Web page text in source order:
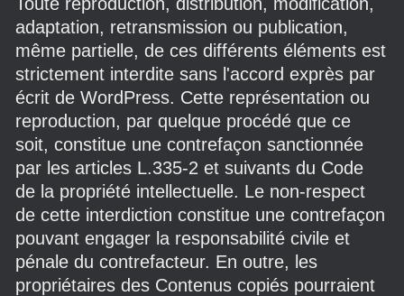
adaptation, retransmission ou publication,
même partielle, de ces différents éléments est
strictement interdite sans l'accord exprès par
écrit de WordPress. Cette représentation ou
reproduction, par quelque procédé que ce
soit, constitue une contrefaçon sanctionnée
par les articles L.335-2 et suivants du Code
de la propriété intellectuelle. Le non-respect
de cette interdiction constitue une contrefaçon
pouvant engager la responsabilité civile et
pénale du contrefacteur. En outre, les
propriétaires des Contenus copiés pourraient